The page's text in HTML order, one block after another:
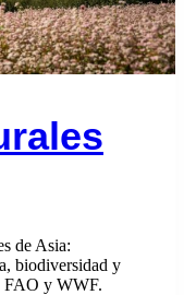
de Asia:
biodiversidad y
FAO y WWF.